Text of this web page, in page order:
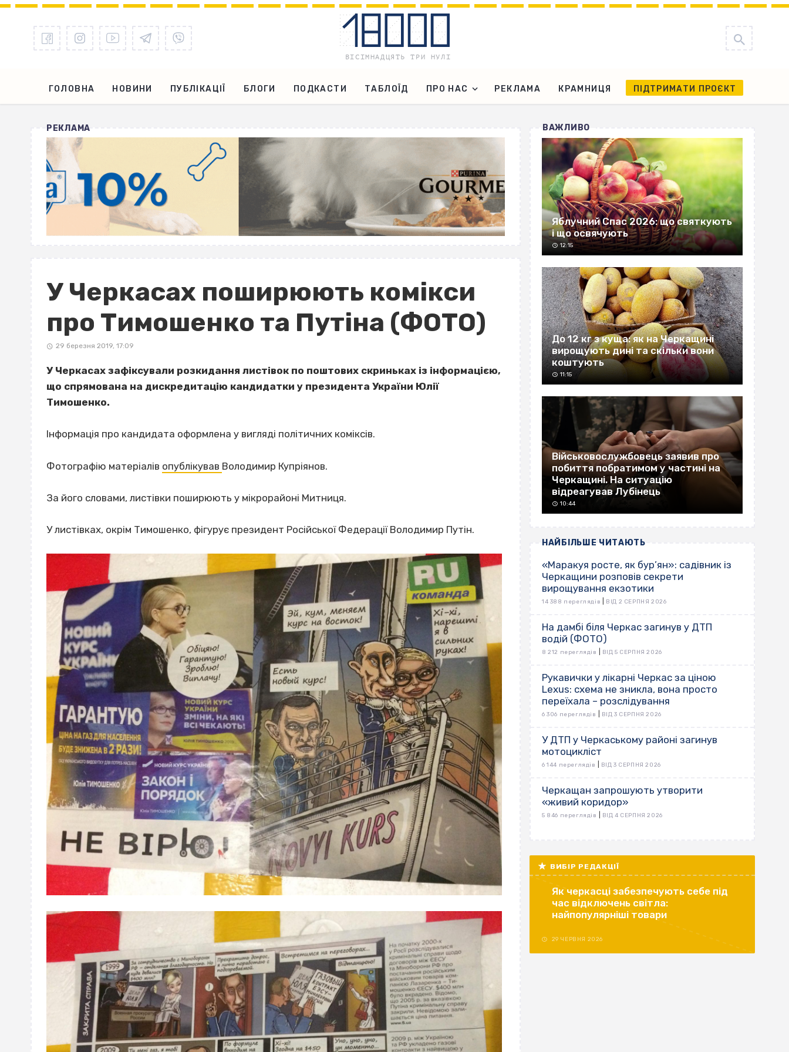
ГОЛОВНА НОВИНИ ПУБЛІКАЦІЇ БЛОГИ ПОДКАСТИ ТАБЛОЇД ПРО НАС РЕКЛАМА КРАМНИЦЯ ПІДТРИМАТИ ПРОЄКТ
РЕКЛАМА
У Черкасах поширюють комікси
про Тимошенко та Путіна (ФОТО)
29 березня 2019, 17:09
У Черкасах зафіксували розкидання листівок по поштових скриньках із інформацією,
що спрямована на дискредитацію кандидатки у президента України Юлії
Тимошенко.
Інформація про кандидата оформлена у вигляді політичних коміксів.
Фотографію матеріалів опублікував Володимир Купріянов.
За його словами, листівки поширюють у мікрорайоні Митниця.
У листівках, окрім Тимошенко, фігурує президент Російської Федерації Володимир Путін.
ВАЖЛИВО
Яблучний Спас 2026: що святкують
і що освячують
12:15
До 12 кг з куща: як на Черкащині
вирощують дині та скільки вони
коштують
11:15
Військовослужбовець заявив про
побиття побратимом у частині на
Черкащині. На ситуацію
відреагував Лубінець
10:44
НАЙБІЛЬШЕ ЧИТАЮТЬ
«Маракуя росте, як бур’ян»: садівник із
Черкащини розповів секрети
вирощування екзотики
14 388 переглядів ВІД 2 СЕРПНЯ 2026
На дамбі біля Черкас загинув у ДТП
водій (ФОТО)
8 212 переглядів ВІД 5 СЕРПНЯ 2026
Рукавички у лікарні Черкас за ціною
Lexus: схема не зникла, вона просто
переїхала – розслідування
6 306 переглядів ВІД 3 СЕРПНЯ 2026
У ДТП у Черкаському районі загинув
мотоцикліст
6 144 переглядів ВІД 3 СЕРПНЯ 2026
Черкащан запрошують утворити
«живий коридор»
5 846 переглядів ВІД 4 СЕРПНЯ 2026
ВИБІР РЕДАКЦІЇ
Як черкасці забезпечують себе під
час відключень світла:
найпопулярніші товари
29 ЧЕРВНЯ 2026